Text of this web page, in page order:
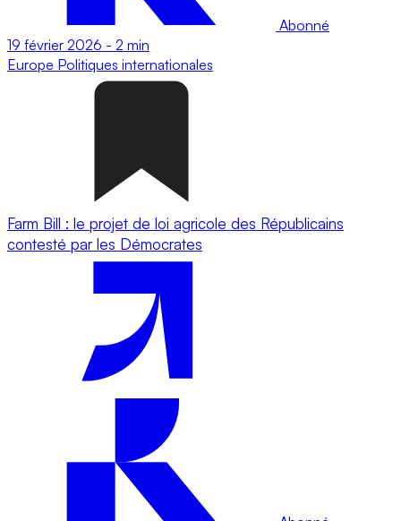
Abonné
19 février 2026 - 2 min
Europe Politiques internationales
Farm Bill : le projet de loi agricole des Républicains
contesté par les Démocrates